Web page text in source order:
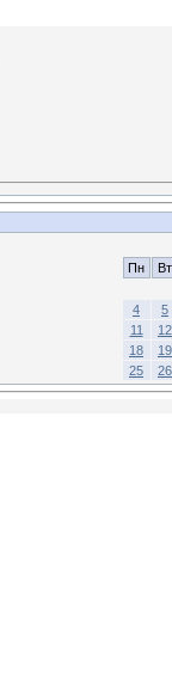
Пн Вт
4
5
11
12
18
19
25
26